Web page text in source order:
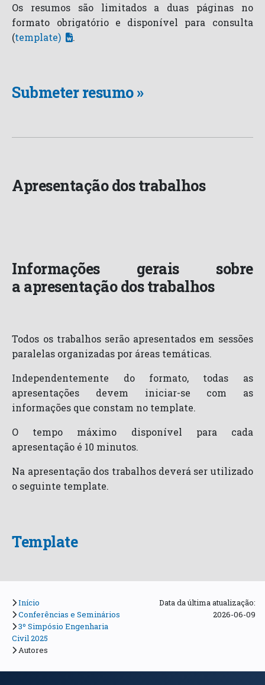
Os resumos são limitados a duas páginas no
formato obrigatório e disponível para consulta
(template) .
Submeter resumo »
Apresentação dos trabalhos
Informações gerais sobre
a apresentação dos trabalhos
Todos os trabalhos serão apresentados em sessões
paralelas organizadas por áreas temáticas.
Independentemente do formato, todas as
apresentações devem iniciar-se com as
informações que constam no template.
O tempo máximo disponível para cada
apresentação é 10 minutos.
Na apresentação dos trabalhos deverá ser utilizado
o seguinte template.
Template
Início
Conferências e Seminários
3º Simpósio Engenharia
Civil 2025
Autores
Data da última atualização:
2026-06-09